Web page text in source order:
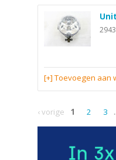
[+] Toevoegen aan
‹ vorige 1 2 3